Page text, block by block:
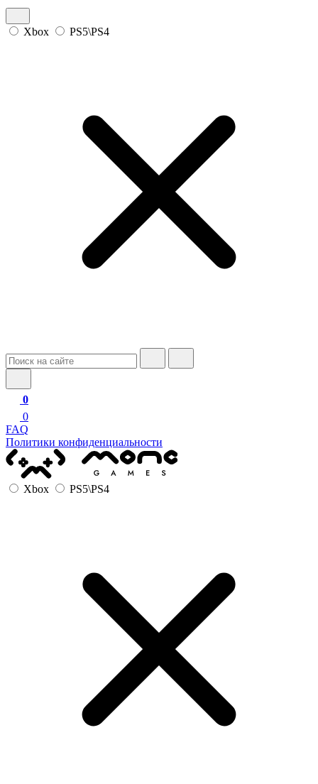
Xbox PS5\PS4
0
0
FAQ
Политики конфиденциальности
Xbox PS5\PS4